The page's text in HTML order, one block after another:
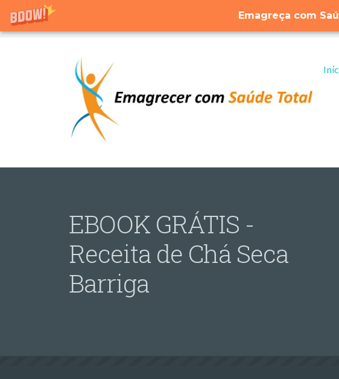
Emagreça com
Pular
EBOOK GRÁTIS -
Receita de Chá Seca
Barriga